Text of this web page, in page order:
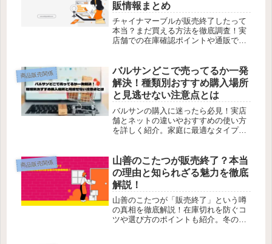
販情報まとめ
チャイナマーブルが販売終了したって
本当？まだ買える方法を徹底調査！実
店舗での在庫確認ポイントや通販での
商品販売関係
バルサンどこで売ってるか一発
解決！種類別おすすめ購入場所
と見逃せない注意点とは
バルサンの購入に迷ったら必見！実店
舗とネットの違いやおすすめの使い方
を詳しく紹介。家庭に最適なタイプが
商品販売関係
山善のこたつが販売終了？本当
の理由と知られざる魅力を徹底
解説！
山善のこたつが「販売終了」という噂
の真相を徹底解説！在庫切れを防ぐコ
ツや選び方のポイントも紹介。冬の暮